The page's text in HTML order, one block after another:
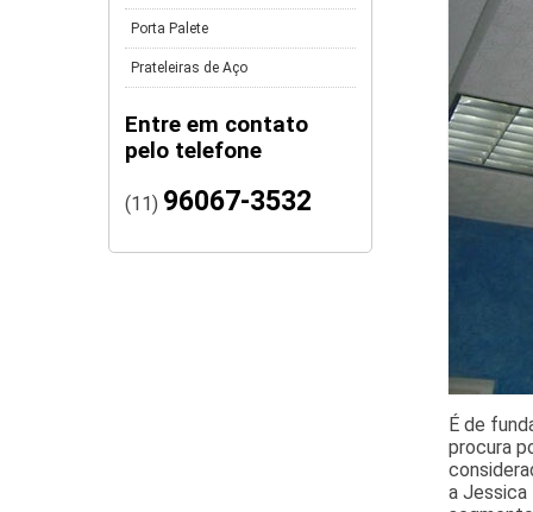
Porta Palete
Prateleiras de Aço
Entre em contato
pelo telefone
(11) 96067-3532
É de
procura
a Jessica